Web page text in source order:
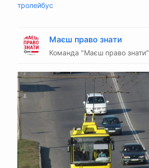
тролейбус
Маєш право знати
Команда "Маєш право знати"